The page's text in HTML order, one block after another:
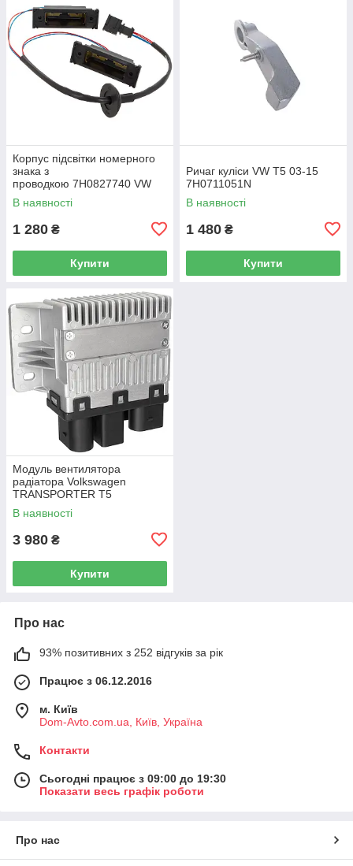
Корпус підсвітки номерного
знака з
проводкою 7H0827740 VW
Caddy III (2K) 2004-2015
/ Caddy IV (SA) 2016-
В наявності
1 280 ₴
Купити
Ричаг куліси VW T5 03-15
7H0711051N
В наявності
1 480 ₴
Купити
Модуль вентилятора
радіатора Volkswagen
TRANSPORTER T5
Фургон 03-15 7H0919506D
В наявності
3 980 ₴
Купити
Про нас
93% позитивних з 252 відгуків за рік
Працює з 06.12.2016
м. Київ
Dom-Avto.com.ua, Київ, Україна
Контакти
Сьогодні працює з 09:00 до 19:30
Показати весь графік роботи
Про нас